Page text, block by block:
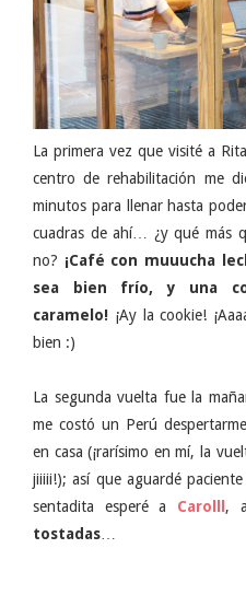
La primera vez que visité a
centro de rehabilitación me
minutos para llenar hasta
cuadras de ahí… ¿y qué más
no? ¡Café con muuucha
sea bien frío, y una
caramelo! ¡Ay la cookie!
bien :)
La segunda vuelta fue la
me costó un Perú
en casa (¡rarísimo en mí, la
jiiiii!); así que aguardé
sentadita esperé a Carolll ,
tostadas…